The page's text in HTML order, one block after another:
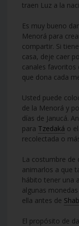
traen Luz a la
Es muy bueno dar
Menorá para
compartir. Si
casa, deje caer
canales favoritos
que dona cada
Usted puede
de la Menorá y
días de Janucá.
para Tzedaká o
recolectada o
La costumbre de
animarlos a que
hábito tener una
algunas
ella antes de
El propósito de